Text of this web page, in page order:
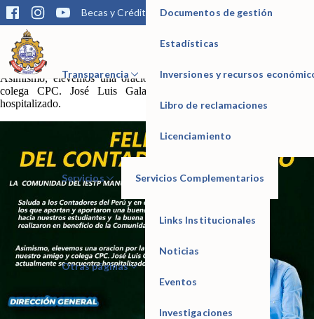
Becas y Créditos Matrícula Trámites Biblioteca
IESTP Manuel Seoane Corrales
Transparencia
Documentos de gestión
Estadísticas
Inversiones y recursos
Libro de reclamaciones
Licenciamiento
Servicios Servicios Complementarios
Otras páginas
Links Institucionales
Noticias
Eventos
Investigaciones
LA COMUNIDAD DEL IESTP MANUEL SEOANE CORRALES,
saluda a los Contadores del Perú y en especial a los que aportan y
aportaron una buena enseñanza hacia nuestros estudiantes y la buena
gestión que realizaron en beneficio de la Comunidad Seoaninas.
Asimismo, elevemos una oración por la salud de nuestro amigo y
colega CPC. José Luis Galarza que actualmente se encuentra
hospitalizado.